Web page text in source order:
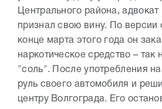
Центрального района, адвокат
признал свою вину. По версии
конце марта этого года он
наркотическое средство – так
"соль". После употребления
руль своего автомобиля и
центру Волгограда. Его